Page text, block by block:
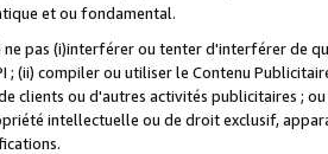
et ou fondamental.
pas (i)interférer ou tenter d'interférer de
; (ii) compiler ou utiliser le Contenu
clients ou d'autres activités publicitaires ;
intellectuelle ou de droit exclusif,